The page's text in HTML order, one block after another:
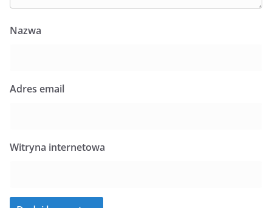
Nazwa
Adres email
Witryna internetowa